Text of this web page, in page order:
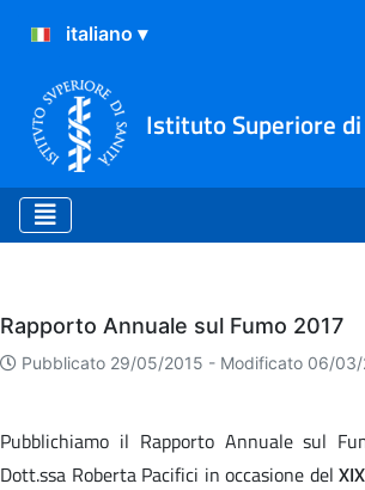
Istituto Superiore
Eventi
Rapporto Annuale sul Fumo 2017
Pubblicato 29/05/2015 - Modificato 06/
Pubblichiamo il Rapporto Annuale sul
Dott.ssa Roberta Pacifici in occasione del